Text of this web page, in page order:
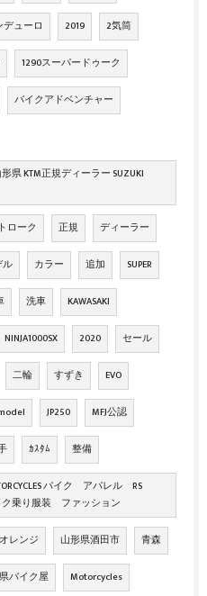
デューロ 2019 2気筒
1290スーパードゥーク
バイクアドベンチャー
県 KTM正規ディーラー SUZUKI
ローク 正規 ディーラー
ル カラー 追加 SUPER
洗車 KAWASAKI
NINJA1000SX 2020 セール
二輪 すずき EVO
JP250 MFJ公認
ｶｽﾀﾑ 整備
バイク アパレル RS
乗り服装 ファッション
オレンジ 山形県酒田市 青森
バイク屋 Motorcycles